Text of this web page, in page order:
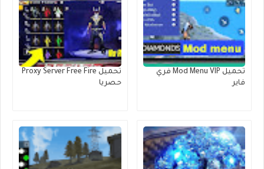
تحميل Mod Menu VIP فري
فاير
تحميل Proxy Server Free Fire
حصريا